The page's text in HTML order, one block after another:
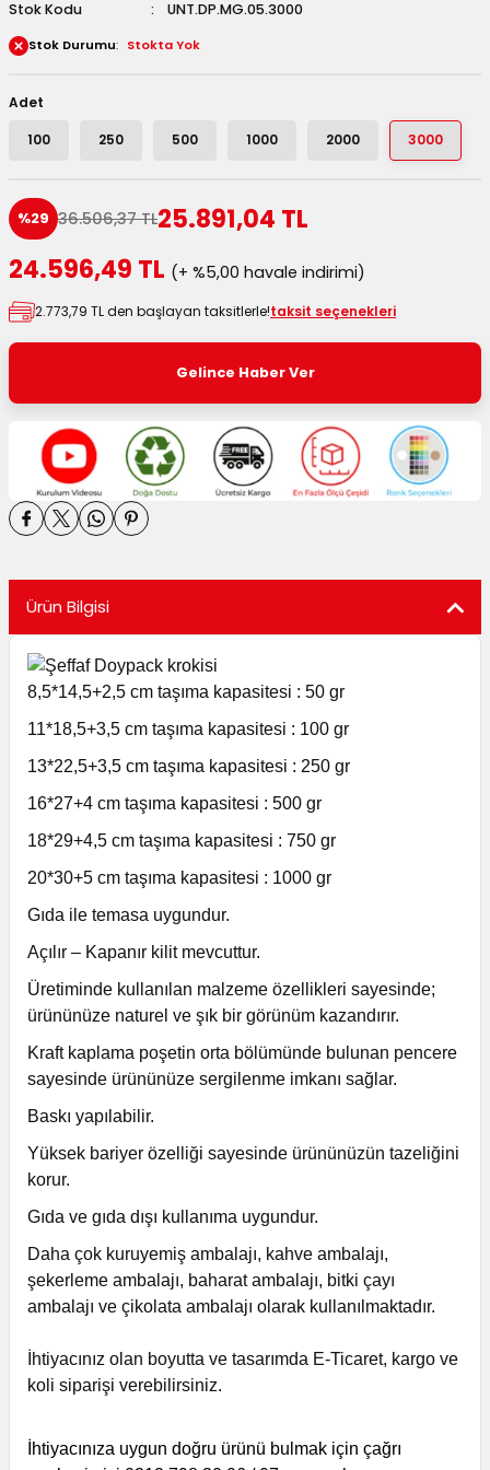
Kutuları
Masura Kapaklı
Kutular
Stok Kodu UNT.DP.MG.05.3000
Stok Durumu Stokta Yok
Adet
100 250 500 1000 2000 3000
%29 36.506,37 TL25.891,04 TL
24.596,49 TL (+ %5,00 havale indirimi)
2.773,79 TL den başlayan taksitlerle!taksit seçenekleri
Gelince Haber Ver
Ürün Bilgisi
8,5*14,5+2,5 cm taşıma kapasitesi : 50 gr
11*18,5+3,5 cm taşıma kapasitesi : 100 gr
13*22,5+3,5 cm taşıma kapasitesi : 250 gr
16*27+4 cm taşıma kapasitesi : 500 gr
18*29+4,5 cm taşıma kapasitesi : 750 gr
20*30+5 cm taşıma kapasitesi : 1000 gr
Gıda ile temasa uygundur.
Açılır – Kapanır kilit mevcuttur.
Üretiminde kullanılan malzeme özellikleri sayesinde;
ürününüze naturel ve şık bir görünüm kazandırır.
Kraft kaplama poşetin orta bölümünde bulunan pencere
sayesinde ürününüze sergilenme imkanı sağlar.
Baskı yapılabilir.
Yüksek bariyer özelliği sayesinde ürününüzün tazeliğini
korur.
Gıda ve gıda dışı kullanıma uygundur.
Daha çok kuruyemiş ambalajı, kahve ambalajı,
şekerleme ambalajı, baharat ambalajı, bitki çayı
ambalajı ve çikolata ambalajı olarak kullanılmaktadır.
İhtiyacınız olan boyutta ve tasarımda E-Ticaret, kargo ve
koli siparişi verebilirsiniz.
İhtiyacınıza uygun doğru ürünü bulmak için çağrı